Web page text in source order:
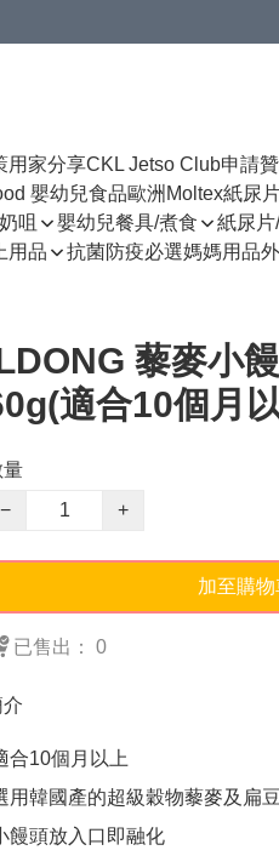
用家分享CKL Jetso Club申請
嬰幼兒食品歐洲Moltex紙尿
咀 嬰幼兒餐具/煮食 紙尿
用品 抗菌防疫必選媽媽用品
藜麥小
適合10個月
量
−
+
加至購物
已售出： 0
合10個月以上
用韓國產的超級穀物藜麥及扁豆
饅頭放入口即融化